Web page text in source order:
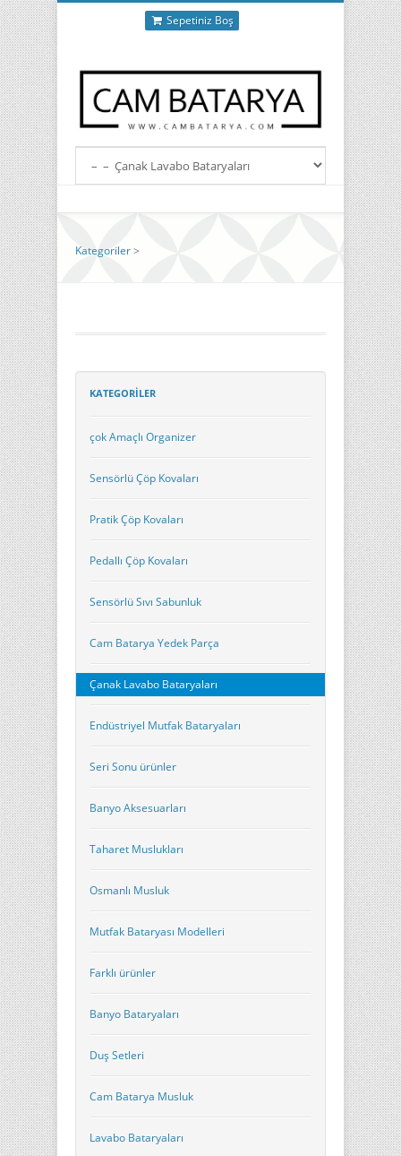
Sepetiniz Boş
Kategoriler>
KATEGORILER
çok Amaçlı Organizer
Sensörlü Çöp Kovaları
Pratik Çöp Kovaları
Pedallı Çöp Kovaları
Sensörlü Sıvı Sabunluk
Cam Batarya Yedek Parça
Çanak Lavabo Bataryaları
Endüstriyel Mutfak Bataryaları
Seri Sonu ürünler
Banyo Aksesuarları
Taharet Muslukları
Osmanlı Musluk
Mutfak Bataryası Modelleri
Farklı ürünler
Banyo Bataryaları
Duş Setleri
Cam Batarya Musluk
Lavabo Bataryaları